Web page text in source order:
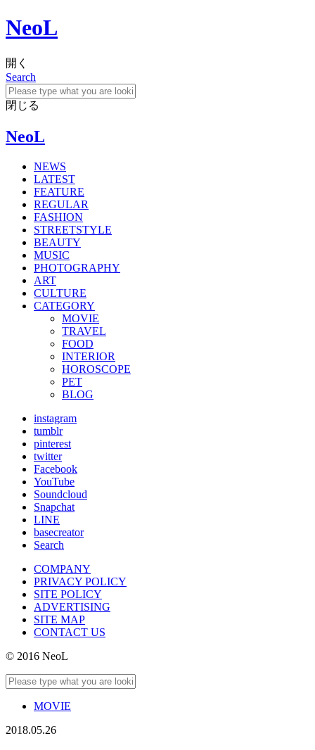
NeoL
開く
Search
閉じる
NeoL
NEWS
LATEST
FEATURE
REGULAR
FASHION
STREETSTYLE
BEAUTY
MUSIC
PHOTOGRAPHY
ART
CULTURE
CATEGORY
MOVIE
TRAVEL
FOOD
INTERIOR
HOROSCOPE
PET
BLOG
instagram
tumblr
pinterest
twitter
Facebook
YouTube
Soundcloud
Snapchat
LINE
basecreator
Search
COMPANY
PRIVACY POLICY
SITE POLICY
ADVERTISING
SITE MAP
CONTACT US
© 2016 NeoL
MOVIE
2018.05.26